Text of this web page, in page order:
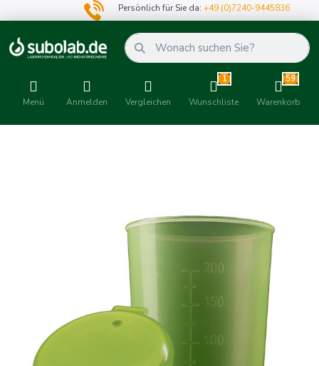
Persönlich für Sie da:+49 (0)7240-9445836
Menü Anmelden Vergleichen
1
Wunschliste
59
Warenkorb